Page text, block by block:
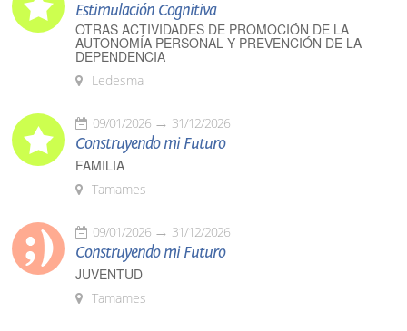
Estimulación Cognitiva
OTRAS ACTIVIDADES DE PROMOCIÓN DE LA
AUTONOMÍA PERSONAL Y PREVENCIÓN DE LA
DEPENDENCIA
Ledesma
09/01/2026 31/12/2026
Construyendo mi Futuro
FAMILIA
Tamames
09/01/2026 31/12/2026
Construyendo mi Futuro
JUVENTUD
Tamames